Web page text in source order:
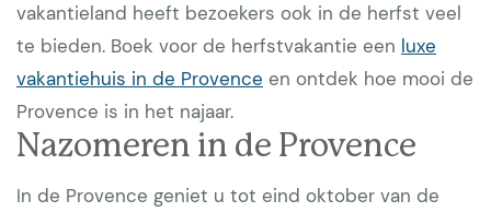
vakantieland heeft bezoekers ook in de herfst veel
te bieden. Boek voor de herfstvakantie een luxe
vakantiehuis in de Provence en ontdek hoe mooi de
Provence is in het najaar.
Nazomeren in de Provence
In de Provence geniet u tot eind oktober van de